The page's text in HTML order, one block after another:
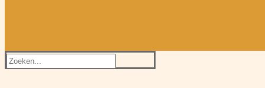
Zoeken